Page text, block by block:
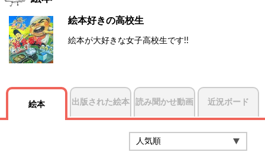
絵本好きの高校生
絵本が大好きな女子高校生です!!
絵本 出版された絵本 読み聞かせ動画 近況ボード